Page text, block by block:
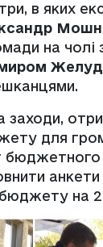
в яких
на чолі
заходи,
для
анкети
на